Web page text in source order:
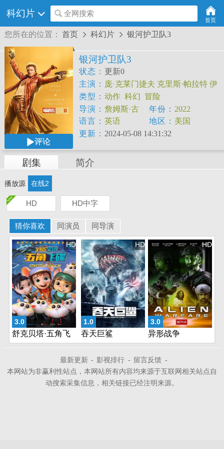
科幻片 全网搜索
首页
您所在的位置： 首页  科幻片  银河护卫队3
评论
银河护卫队3
状态： 更新0
主演： 庞·克莱门捷夫 克里斯·帕拉特 伊
丽莎白·德比茨基 戴夫·巴蒂斯塔
类型： 动作 科幻
冒险
导演： 詹姆斯·古
恩
年份： 2022
语言： 英语 地区： 美国
更新： 2024-05-08 14:31:32
剧集 简介
播放源 在线2
HD HD中字
猜你喜欢 同演员 同导演
3.0
HD
舒克贝塔·五角飞
碟
1.0
HD
吞天巨鲨
3.0
HD
异形战争
最新更新 - 影视排行 - 留言反馈 -
本网站为非赢利性站点，本网站所有内容均来源于互联网相关站点自
动搜索采集信息，相关链接已经注明来源。